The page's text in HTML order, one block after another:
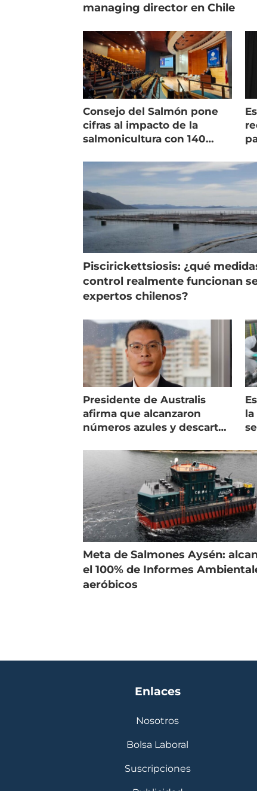
managing director en Chile
Consejo del Salmón pone
cifras al impacto de la
salmonicultura con 140
Piscirickettsiosis: ¿qué
control realmente funcionan
expertos chilenos?
Presidente de Australis
afirma que alcanzaron
números azules y descarta
Meta de Salmones Aysén:
el 100% de Informes
aeróbicos
Enlaces
Nosotros
Bolsa Laboral
Suscripciones